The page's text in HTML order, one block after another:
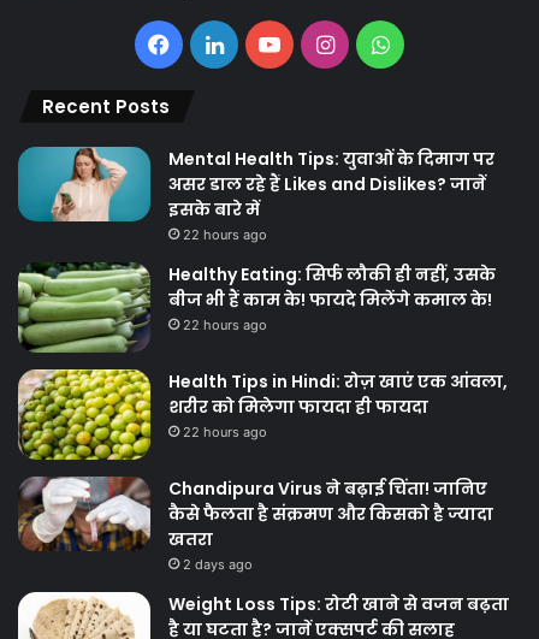
Facebook
LinkedInYouTubeInstagramWhatsApp
Recent Posts
Mental Health Tips: युवाओं के दिमाग पर
असर डाल रहे हैं Likes and Dislikes? जानें
इसके बारे में
22 hours ago
Healthy Eating: सिर्फ लौकी ही नहीं, उसके
बीज भी हैं काम के! फायदे मिलेंगे कमाल के!
22 hours ago
Health Tips in Hindi: रोज़ खाएं एक आंवला,
शरीर को मिलेगा फायदा ही फायदा
22 hours ago
Chandipura Virus ने बढ़ाई चिंता! जानिए
कैसे फैलता है संक्रमण और किसको है ज्यादा
खतरा
2 days ago
Weight Loss Tips: रोटी खाने से वजन बढ़ता
है या घटता है? जानें एक्सपर्ट की सलाह